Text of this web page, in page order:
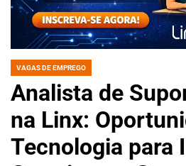
POSTED
VAGAS DE EMPREGO
Analista de
na Linx:
Tecnologia para